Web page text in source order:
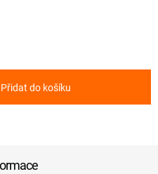
Přidat do košíku